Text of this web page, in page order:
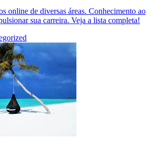
online de diversas áreas. Conhecimento ao
sua carreira. Veja a lista completa!